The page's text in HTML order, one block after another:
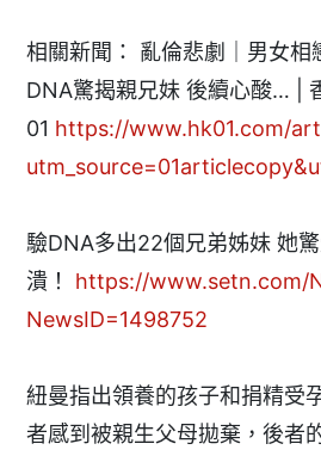
相關新聞： 亂倫悲劇｜男女相
DNA驚揭親兄妹 後續心酸… |
01 https://www.hk01.com/
驗DNA多出22個兄弟姊妹 她
潰！ https://www.setn.com/
NewsID=1498752
紐曼指出領養的孩子和捐精受
者感到被親生父母拋棄，後者